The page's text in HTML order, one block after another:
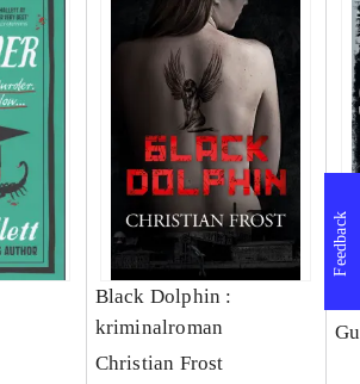
Black Dolphin :
kriminalroman
Christian Frost
Feedback